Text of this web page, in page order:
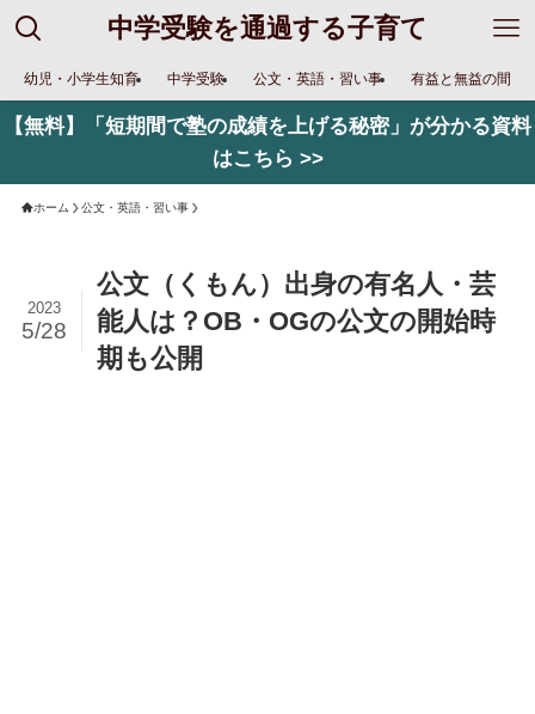
中学受験を通過する子育て
幼児・小学生知育 中学受験 公文・英語・習い事 有益と無益の間
【無料】「短期間で塾の成績を上げる秘密」が分かる資料
はこちら >>
ホーム 公文・英語・習い事
公文（くもん）出身の有名人・芸
能人は？OB・OGの公文の開始時
期も公開
2023
5/28